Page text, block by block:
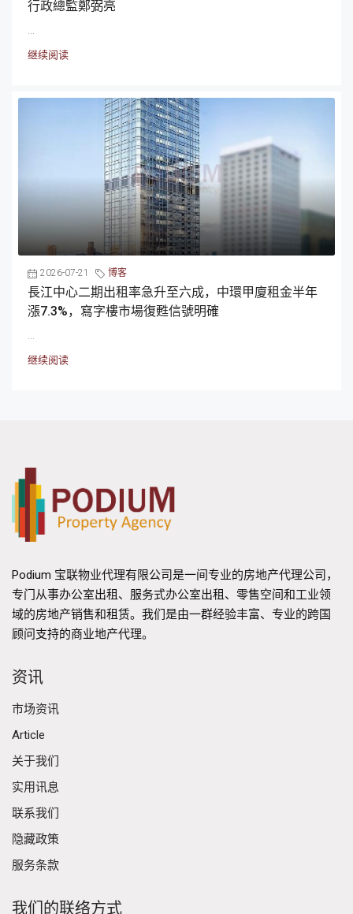
行政總監鄭弼亮
...
继续阅读
2026-07-21 博客
長江中心二期出租率急升至六成，中環甲廈租金半年
漲7.3%，寫字樓市場復甦信號明確
...
继续阅读
Podium 宝联物业代理有限公司是一间专业的房地产代理公司，
专门从事办公室出租、服务式办公室出租、零售空间和工业领
域的房地产销售和租赁。我们是由一群经验丰富、专业的跨国
顾问支持的商业地产代理。
资讯
市场资讯
Article
关于我们
实用讯息
联系我们
隐藏政策
服务条款
我们的联络方式